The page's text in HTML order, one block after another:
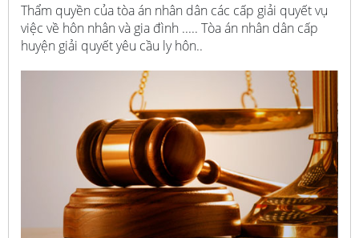
Thẩm quyền của tòa án nhân dân các cấp giải quyết vụ
việc về hôn nhân và gia đình ..... Tòa án nhân dân cấp
huyện giải quyết yêu cầu ly hôn..